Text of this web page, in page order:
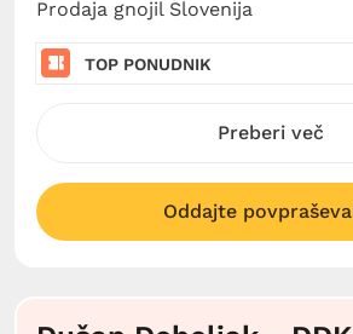
Prodaja gnojil Slovenija
TOP PONUDNIK
Preberi več
Oddajte